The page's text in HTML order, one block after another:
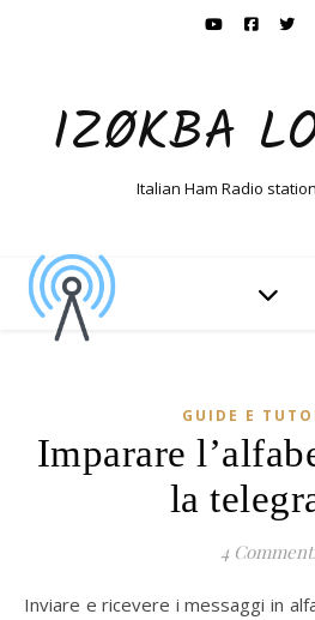
IZØKBA
Italian Ham Radio
GUIDE E
Imparare
la
4
Inviare e ricevere i messaggi in alfabeto morse è una delle